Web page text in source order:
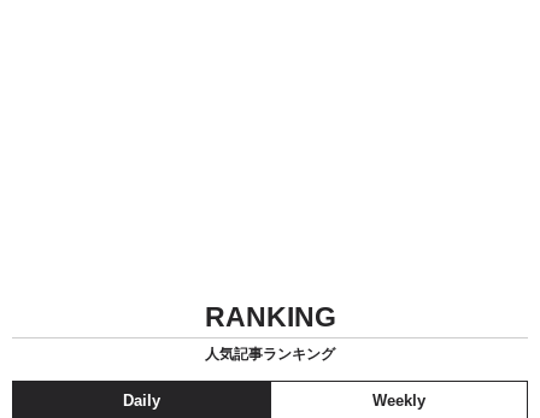
RANKING
人気記事ランキング
Daily Weekly